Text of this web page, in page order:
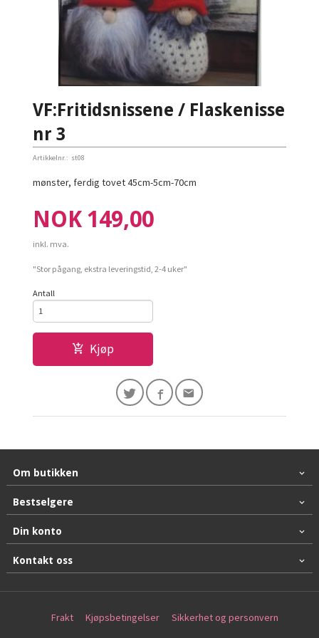
VF:Fritidsnissene / Flaskenisse
nr 3
Artikkelnr.: st08
mønster, ferdig tovet 45cm-5cm-70cm
Pris
NOK 149,00
inkl. mva.
"Stor pågang, ekstra leveringstid, 2-4 uker"
Antall
Kjøp
Om butikken
Bestselgere
Din konto
Kontakt oss
Frakt Kjøpsbetingelser Sikkerhet og personvern